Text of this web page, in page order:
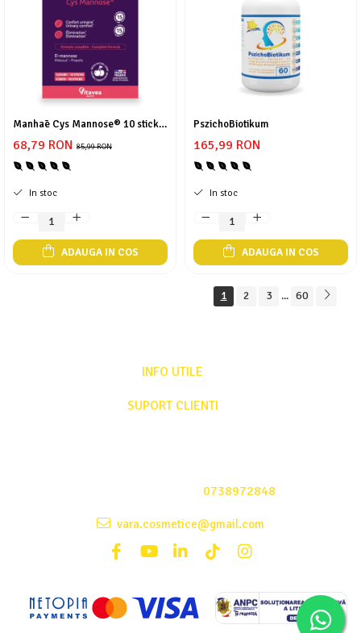
Manhaē Cys Mannose® 10 stick-
85,99 RON
68,79 RON
In stoc
ADAUGA IN COS
PszichoBiotikum
165,99 RON
In stoc
ADAUGA IN COS
1 2 3 ... 60
INFO UTILE
SUPORT CLIENTI
0738972848
vara.cosmetice@gmail.com